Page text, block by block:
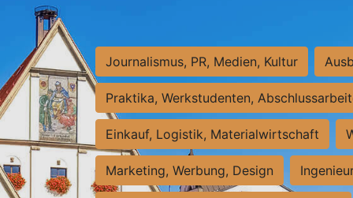
Journalismus, PR, Medien, Kultur
Praktika, Werkstudenten,
Einkauf, Logistik, Materialwirtschaft
Marketing, Werbung, Design